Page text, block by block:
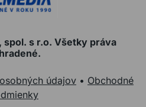
spol. s r.o. Všetky práva
údajov • Obchodné